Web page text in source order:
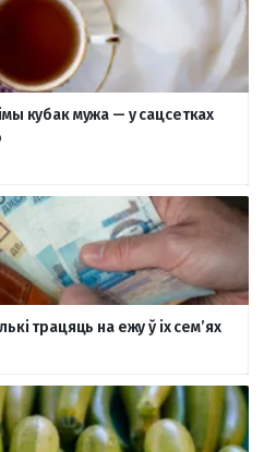
кубак мужа — у сацсетках
трацяць на ежу ў іх сем’ях